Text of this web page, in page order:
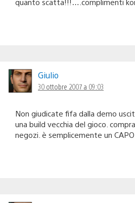
Giulio
30 ottobre 2007 a 09:03
Non giudicate fifa dalla demo
una build vecchia del gioco.
negozi. è semplicemente un